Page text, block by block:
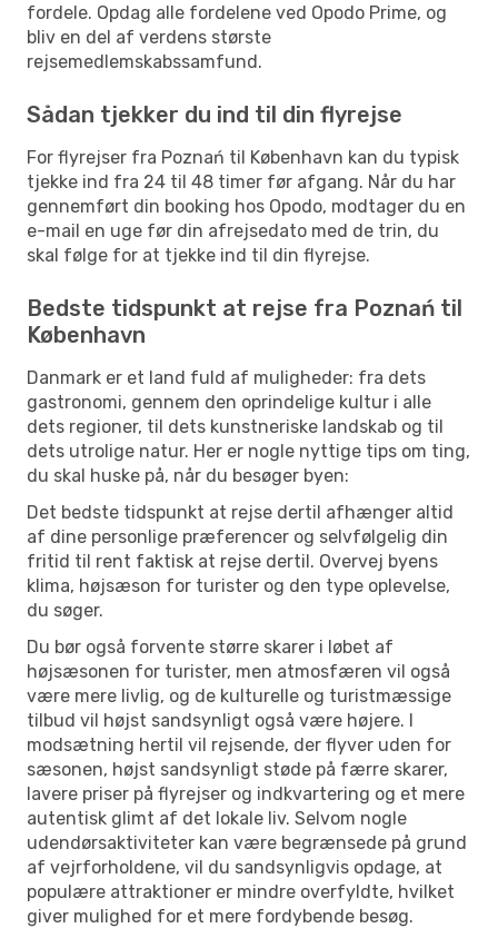
fordele. Opdag alle fordelene ved Opodo Prime, og
bliv en del af verdens største
rejsemedlemskabssamfund.
Sådan tjekker du ind til din flyrejse
For flyrejser fra Poznań til København kan du typisk
tjekke ind fra 24 til 48 timer før afgang. Når du har
gennemført din booking hos Opodo, modtager du en
e-mail en uge før din afrejsedato med de trin, du
skal følge for at tjekke ind til din flyrejse.
Bedste tidspunkt at rejse fra Poznań til
København
Danmark er et land fuld af muligheder: fra dets
gastronomi, gennem den oprindelige kultur i alle
dets regioner, til dets kunstneriske landskab og til
dets utrolige natur. Her er nogle nyttige tips om ting,
du skal huske på, når du besøger byen:
Det bedste tidspunkt at rejse dertil afhænger altid
af dine personlige præferencer og selvfølgelig din
fritid til rent faktisk at rejse dertil. Overvej byens
klima, højsæson for turister og den type oplevelse,
du søger.
Du bør også forvente større skarer i løbet af
højsæsonen for turister, men atmosfæren vil også
være mere livlig, og de kulturelle og turistmæssige
tilbud vil højst sandsynligt også være højere. I
modsætning hertil vil rejsende, der flyver uden for
sæsonen, højst sandsynligt støde på færre skarer,
lavere priser på flyrejser og indkvartering og et mere
autentisk glimt af det lokale liv. Selvom nogle
udendørsaktiviteter kan være begrænsede på grund
af vejrforholdene, vil du sandsynligvis opdage, at
populære attraktioner er mindre overfyldte, hvilket
giver mulighed for et mere fordybende besøg.